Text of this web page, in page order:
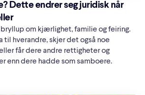
Dette endrer seg juridisk når
bryllup om kjærlighet, familie og feiring.
til hverandre, skjer det også noe
får dere andre rettigheter og
enn dere hadde som samboere.